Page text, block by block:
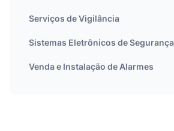
Serviços de Vigilância
Sistemas Eletrônicos de Segurança
Venda e Instalação de Alarmes